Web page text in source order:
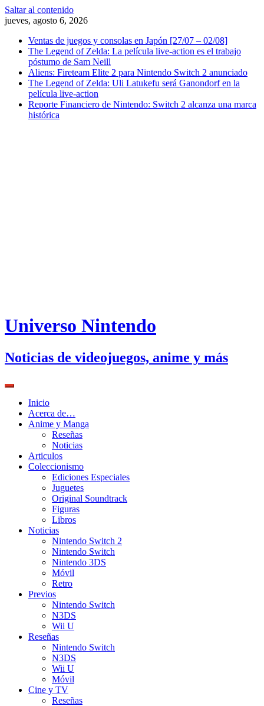
Saltar al contenido
jueves, agosto 6, 2026
Ventas de juegos y consolas en Japón [27/07 – 02/08]
The Legend of Zelda: La película live-action es el trabajo
póstumo de Sam Neill
Aliens: Fireteam Elite 2 para Nintendo Switch 2 anunciado
The Legend of Zelda: Uli Latukefu será Ganondorf en la
película live-action
Reporte Financiero de Nintendo: Switch 2 alcanza una marca
histórica
Universo Nintendo
Noticias de videojuegos, anime y más
Inicio
Acerca de…
Anime y Manga
Reseñas
Noticias
Articulos
Coleccionismo
Ediciones Especiales
Juguetes
Original Soundtrack
Figuras
Libros
Noticias
Nintendo Switch 2
Nintendo Switch
Nintendo 3DS
Móvil
Retro
Previos
Nintendo Switch
N3DS
Wii U
Reseñas
Nintendo Switch
N3DS
Wii U
Móvil
Cine y TV
Reseñas